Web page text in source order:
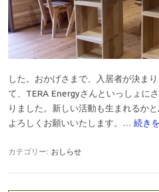
した。おかげさまで、入居者が決ま
て、TERA Energyさんといっしょに
りました。新しい活動も生まれるか
よろしくお願いいたします。… 続き
カテゴリー: おしらせ